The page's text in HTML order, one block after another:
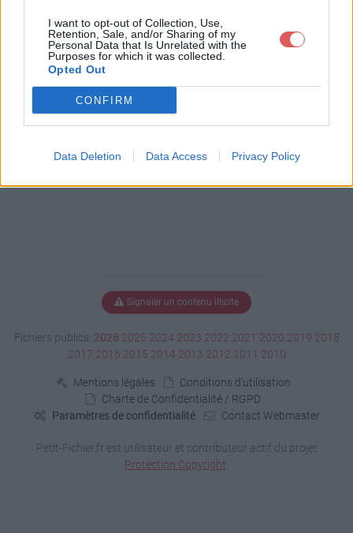
I want to opt-out of Collection, Use,
Retention, Sale, and/or Sharing of my
Personal Data that Is Unrelated with the
Purposes for which it was collected.
Opted Out
CONFIRM
Data Deletion Data Access Privacy Policy
Télécharger 230112 - Atelier Rasse
mblement et enjeux électoraux-1.
pdf
Signaler un contenu illicite
Fichiers publics: 2026 2025 2024 2023 2022 2021 2020 2019 2018
2017 2016 2015 2014 2013 2012 2011 2010
Mentions légales
Conditions d'utilisation
Charte de Confidentialité / RGPD
Paramètres de confidentialité
Contact Webmaster
Petit-Fichier.fr est utilisateur et contributeur actif du projet
Protection Copyright